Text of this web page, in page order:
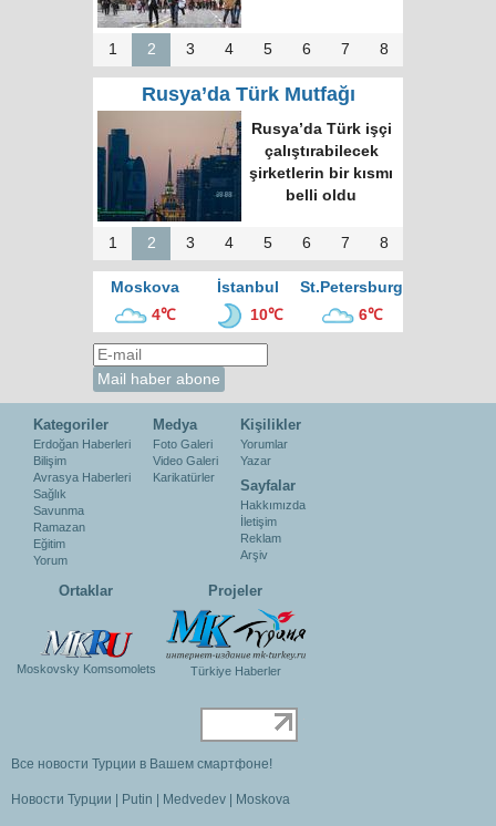
1 2 3 4 5 6 7 8
Rusya’da Türk Mutfağı
Rusya’da Türk işçi
çalıştırabilecek
şirketlerin bir kısmı
belli oldu
1 2 3 4 5 6 7 8
Moskova İstanbul
St.Petersburg
4℃
10℃ 6℃
Kategoriler
Erdoğan Haberleri
Bilişim
Avrasya Haberleri
Sağlık
Savunma
Ramazan
Eğitim
Yorum
Medya
Foto Galeri
Video Galeri
Karikatürler
Kişilikler
Yorumlar
Yazar
Sayfalar
Hakkımızda
İletişim
Reklam
Arşiv
Ortaklar
Moskovsky Komsomolets
Projeler
Türkiye Haberler
Все новости Турции в Вашем смартфоне!
Новости Турции Putin Medvedev Moskova